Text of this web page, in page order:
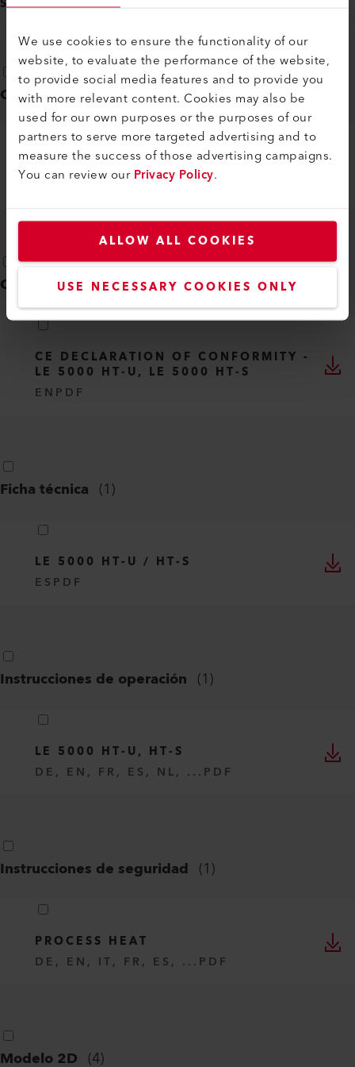
We use cookies to ensure the functionality of our
website, to evaluate the performance of the website,
to provide social media features and to provide you
with more relevant content. Cookies may also be
used for our own purposes or the purposes of our
partners to serve more targeted advertising and to
measure the success of those advertising campaigns.
You can review ourPrivacy Policy.
ALLOW ALL COOKIES
USE NECESSARY COOKIES ONLY
SELECCIONAR TODO
Catálogo general (1)
GENERAL CATALOG PROCESS HEAT
Certificados (1)
CE DECLARATION OF CONFORMITY -
LE 5000 HT-U, LE 5000 HT-S
EN PDF
Ficha técnica (1)
LE 5000 HT-U / HT-S
ES PDF
Instrucciones de operación (1)
LE 5000 HT-U, HT-S
DE, EN, FR, ES, NL, ... PDF
Instrucciones de seguridad (1)
PROCESS HEAT
DE, EN, IT, FR, ES, ... PDF
Modelo 2D (4)